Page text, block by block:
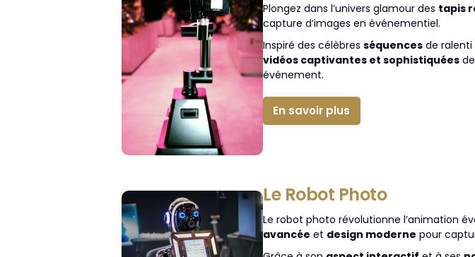
Plongez dans l’univers glamour des tapis
capture d’images en événementiel.
Inspiré des célèbres séquences de ralenti
vidéos captivantes et sophistiquées
événement.
En savoir plus
Le Robot Photo
Le robot photo révolutionne l’animation
avancée et design moderne pour